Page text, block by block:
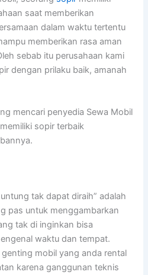
saat memberikan
dalam waktu tertentu
memberikan rasa aman
sebab itu perusahaan kami
dengan prilaku baik, amanah
mencari penyedia Sewa Mobil
sopir terbaik
tak dapat diraih” adalah
pas untuk menggambarkan
tak di inginkan bisa
waktu dan tempat.
mobil yang anda rental
karena ganggunan teknis